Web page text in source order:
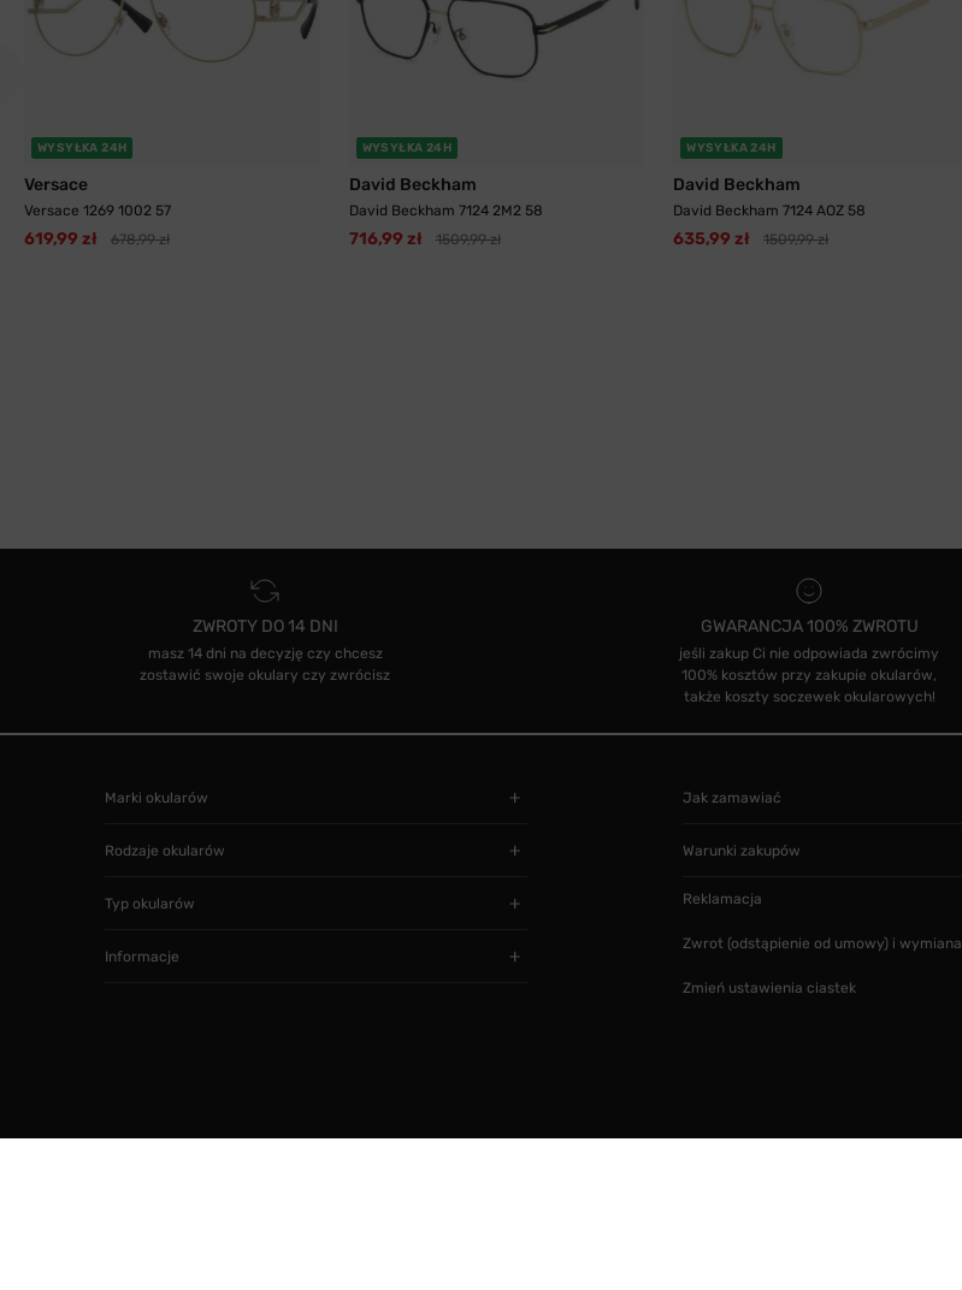
WYSYŁKA 24H
Versace
Versace 1269 1002 57
619,99 zł 678,99 zł
WYSYŁKA 24H
David Beckham
David Beckham 7124 2M2 58
716,99 zł 1509,99 zł
WYSYŁKA 24H
David Beckham
David Beckham 7124 AOZ 58
635,99 zł 1509,99 zł
ZWROTY DO 14 DNI
masz 14 dni na decyzję czy chcesz
zostawić swoje okulary czy zwrócisz
GWARANCJA 100% ZWROTU
jeśli zakup Ci nie odpowiada zwrócimy
100% kosztów przy zakupie okularów,
także koszty soczewek okularowych!
Marki okularów
Rodzaje okularów
Typ okularów
Informacje
Jak zamawiać
Warunki zakupów
Reklamacja
Zwrot (odstąpienie od umowy) i wymiana
Zmień ustawienia ciastek